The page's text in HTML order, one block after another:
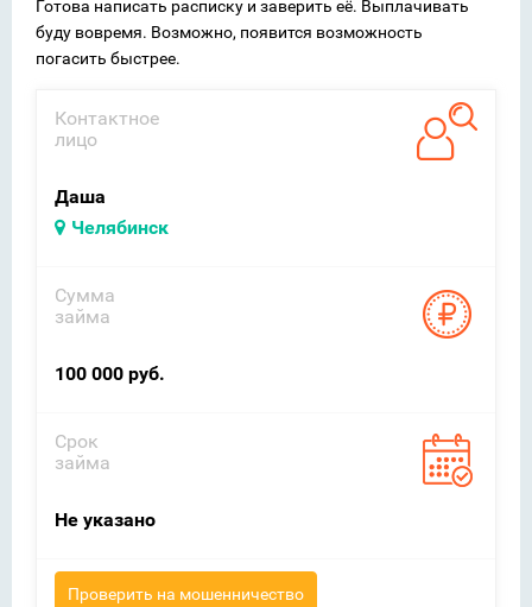
Готова написать расписку и заверить её. Выплачивать
буду вовремя. Возможно, появится возможность
погасить быстрее.
Контактное
лицо
Даша
Челябинск
Сумма
займа
100 000 руб.
Срок
займа
Не указано
Проверить на мошенничество